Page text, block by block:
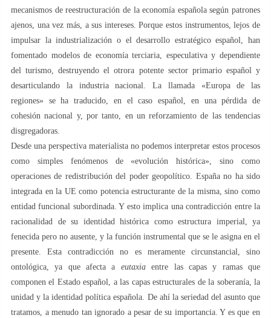
mecanismos de reestructuración de la economía española según patrones
ajenos, una vez más, a sus intereses. Porque estos instrumentos, lejos de
impulsar la industrialización o el desarrollo estratégico español, han
fomentado modelos de economía terciaria, especulativa y dependiente
del turismo, destruyendo el otrora potente sector primario español y
desarticulando la industria nacional. La llamada «Europa de las
regiones» se ha traducido, en el caso español, en una pérdida de
cohesión nacional y, por tanto, en un reforzamiento de las tendencias
disgregadoras.
Desde una perspectiva materialista no podemos interpretar estos procesos
como simples fenómenos de «evolución histórica», sino como
operaciones de redistribución del poder geopolítico. España no ha sido
integrada en la UE como potencia estructurante de la misma, sino como
entidad funcional subordinada. Y esto implica una contradicción entre la
racionalidad de su identidad histórica como estructura imperial, ya
fenecida pero no ausente, y la función instrumental que se le asigna en el
presente. Esta contradicción no es meramente circunstancial, sino
ontológica, ya que afecta a eutaxiaentre las capas y ramas que
componen el Estado español, a las capas estructurales de la soberanía, la
unidad y la identidad política española. De ahí la seriedad del asunto que
tratamos, a menudo tan ignorado a pesar de su importancia. Y es que en